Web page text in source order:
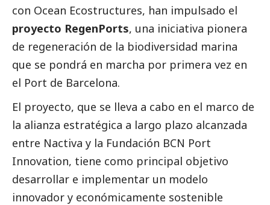
con Ocean Ecostructures, han impulsado el
proyecto RegenPorts, una iniciativa pionera
de regeneración de la biodiversidad marina
que se pondrá en marcha por primera vez en
el Port de Barcelona.
El proyecto, que se lleva a cabo en el marco de
la alianza estratégica a largo plazo alcanzada
entre Nactiva y la Fundación BCN Port
Innovation, tiene como principal objetivo
desarrollar e implementar un modelo
innovador y económicamente sostenible